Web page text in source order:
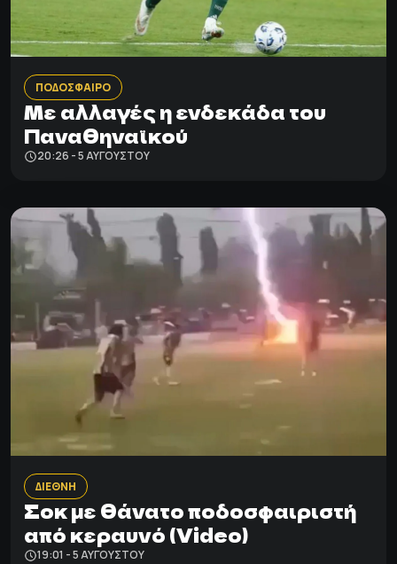
ΠΟΔΟΣΦΑΙΡΟ
Με αλλαγές η ενδεκάδα του
Παναθηναϊκού
20:26 - 5 ΑΥΓΟΎΣΤΟΥ
ΔΙΕΘΝΗ
Σοκ με θάνατο ποδοσφαιριστή
από κεραυνό (Video)
19:01 - 5 ΑΥΓΟΎΣΤΟΥ